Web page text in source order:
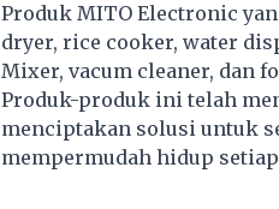
Produk MITO Electronic
dryer, rice cooker, water
Mixer, vacum cleaner, dan
Produk-produk ini telah
menciptakan solusi untuk
mempermudah hidup setiap